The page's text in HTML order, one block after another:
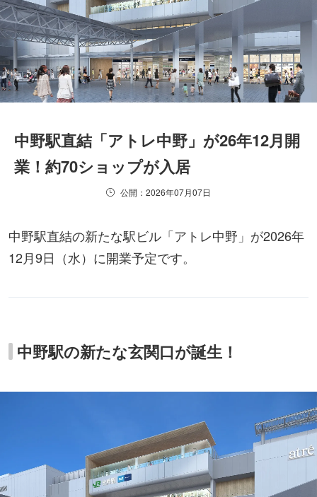
中野駅直結「アトレ中野」が26年12月開
業！約70ショップが入居
公開：2026年07月07日
中野駅直結の新たな駅ビル「アトレ中野」が2026年
12月9日（水）に開業予定です。
中野駅の新たな玄関口が誕生！